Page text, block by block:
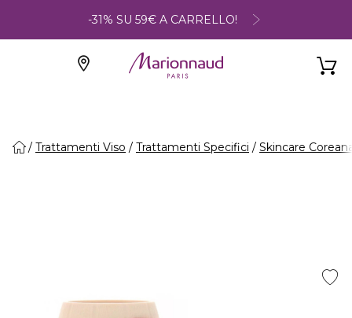
-31% SU 59€ A CARRELLO!
Trattamenti Viso Trattamenti Specifici Skincare